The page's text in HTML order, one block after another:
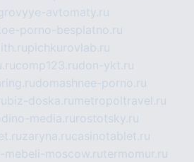
avtomaty.ru
porno-besplatno.ru
pichkurovlab.ru
comp123.rudon-ykt.ru
domashnee-porno.ru
biz-doska.ru metropoltravel.ru
media.ru rostotsky.ru
zaryna.rucasinotablet.ru
mebeli-moscow.rutermomur.ru